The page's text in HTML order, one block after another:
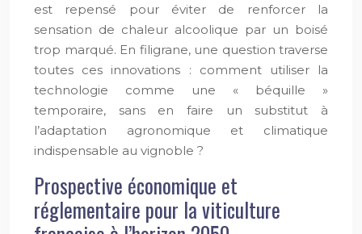
est repensé pour éviter de renforcer la
sensation de chaleur alcoolique par un boisé
trop marqué. En filigrane, une question traverse
toutes ces innovations : comment utiliser la
technologie comme une « béquille »
temporaire, sans en faire un substitut à
l’adaptation agronomique et climatique
indispensable au vignoble ?
Prospective économique et
réglementaire pour la viticulture